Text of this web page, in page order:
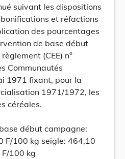
suivant les dispositions
et réfactions
des pourcentages
de base début
(CEE) n°
Communautés
1971 fixant, pour la
1971/1972, les
céréales.
début campagne:
F/100 kg seigle: 464,10
100 kg